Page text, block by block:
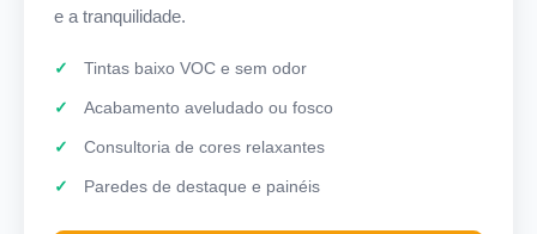
e a tranquilidade.
Tintas baixo VOC e sem odor
Acabamento aveludado ou fosco
Consultoria de cores relaxantes
Paredes de destaque e painéis